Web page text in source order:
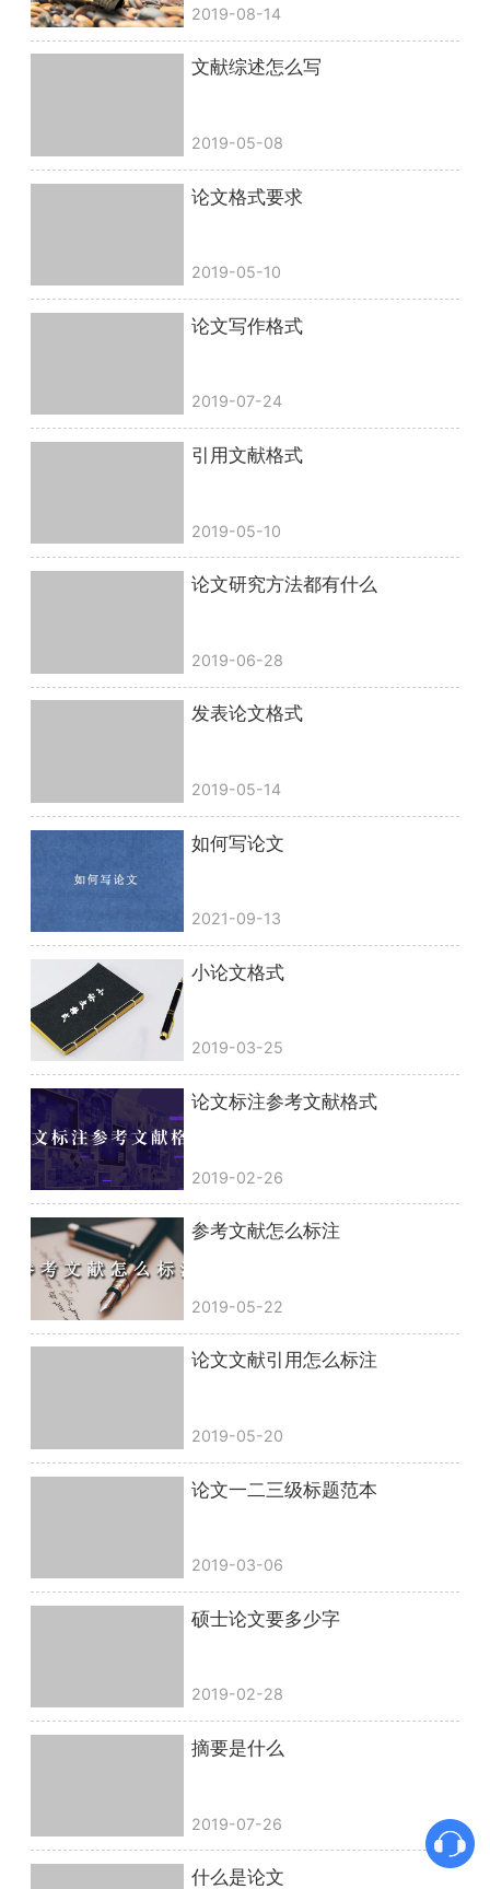
2019-08-14
文献综述怎么写
2019-05-08
论文格式要求
2019-05-10
论文写作格式
2019-07-24
引用文献格式
2019-05-10
论文研究方法都有什么
2019-06-28
发表论文格式
2019-05-14
如何写论文
2021-09-13
小论文格式
2019-03-25
论文标注参考文献格式
2019-02-26
参考文献怎么标注
2019-05-22
论文文献引用怎么标注
2019-05-20
论文一二三级标题范本
2019-03-06
硕士论文要多少字
2019-02-28
摘要是什么
2019-07-26
什么是论文